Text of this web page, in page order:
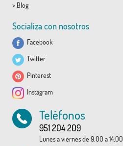
> Blog
Socializa con nosotros
Facebook
Twitter
Pinterest
Instagram
Teléfonos
951 204 209
Lunes a viernes de 9:00 a 14:00